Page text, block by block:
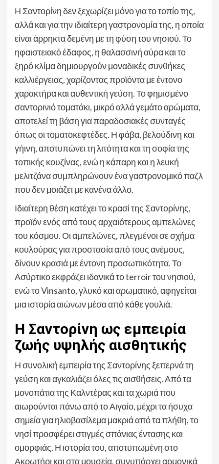
Η Σαντορίνη δεν ξεχωρίζει μόνο για το τοπίο της,
αλλά και για την ιδιαίτερη γαστρονομία της, η οποία
είναι άρρηκτα δεμένη με τη φύση του νησιού. Το
ηφαιστειακό έδαφος, η θαλασσινή αύρα και το
ξηρό κλίμα δημιουργούν μοναδικές συνθήκες
καλλιέργειας, χαρίζοντας προϊόντα με έντονο
χαρακτήρα και αυθεντική γεύση. Το φημισμένο
σαντορινιό τοματάκι, μικρό αλλά γεμάτο αρώματα,
αποτελεί τη βάση για παραδοσιακές συνταγές
όπως οι τοματοκεφτέδες. Η φάβα, βελούδινη και
γήινη, αποτυπώνει τη λιτότητα και τη σοφία της
τοπικής κουζίνας, ενώ η κάπαρη και η λευκή
μελιτζάνα συμπληρώνουν ένα γαστρονομικό παζλ
που δεν μοιάζει με κανένα άλλο.
Ιδιαίτερη θέση κατέχει το κρασί της Σαντορίνης,
προϊόν ενός από τους αρχαιότερους αμπελώνες
του κόσμου. Οι αμπελώνες, πλεγμένοι σε σχήμα
κουλούρας για προστασία από τους ανέμους,
δίνουν κρασιά με έντονη προσωπικότητα. Το
Ασύρτικο εκφράζει ιδανικά το terroir του νησιού,
ενώ το Vinsanto, γλυκό και αρωματικό, αφηγείται
μια ιστορία αιώνων μέσα από κάθε γουλιά.
Η Σαντορίνη ως εμπειρία
ζωής υψηλής αισθητικής
Η συνολική εμπειρία της Σαντορίνης ξεπερνά τη
γεύση και αγκαλιάζει όλες τις αισθήσεις. Από τα
μονοπάτια της Καλντέρας και τα χωριά που
αιωρούνται πάνω από το Αιγαίο, μέχρι τα ήσυχα
σημεία για ηλιοβασίλεμα μακριά από τα πλήθη, το
νησί προσφέρει στιγμές σπάνιας έντασης και
ομορφιάς. Η ιστορία του, αποτυπωμένη στο
Ακρωτήρι και στα μουσεία, συνυπάρχει αρμονικά